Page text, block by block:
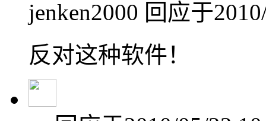
jenken2000 回应于
反对这种软件！